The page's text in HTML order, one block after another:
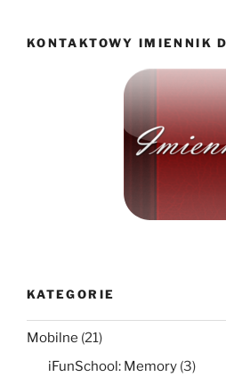
KONTAKTOWY IMIENNIK
KATEGORIE
Mobilne (21)
iFunSchool: Memory (3)